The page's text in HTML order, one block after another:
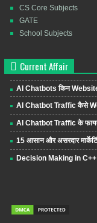
CS Core Subjects
GATE
School Subjects
Current Affair
AI Chatbots किन
AI Chatbot Traffic कैसे
AI Chatbot Traffic के
15 आसान और असरदार
Decision Making in C++ |